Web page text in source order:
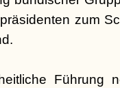
zum
Führung